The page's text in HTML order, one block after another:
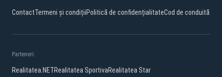
ContactTermeni și condițiiPolitică de confidențialitateCod de conduită
Parteneri:
Realitatea.NETRealitatea SportivaRealitatea Star